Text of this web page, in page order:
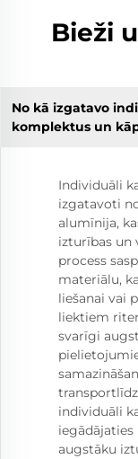
Bieži
No kā izgatavo
komplektus un
Individuāli
izgatavoti
alumīnija,
izturības un
process
materiālu,
liešanai vai
liektiem
svarīgi
individuāli
augstāku